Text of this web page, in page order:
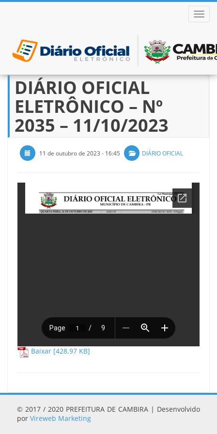
Pular
para
conteúdo
DIÁRIO OFICIAL
ELETRÔNICO – Nº
2035 – 11/10/2023
11 de outubro de 2023 - 16:45 DIÁRIO OFICIAL
Baixar [428.97 KB]
© 2017 / 2020 PREFEITURA DE CAMBIRA | Desenvolvido
por Vireweb Marketing